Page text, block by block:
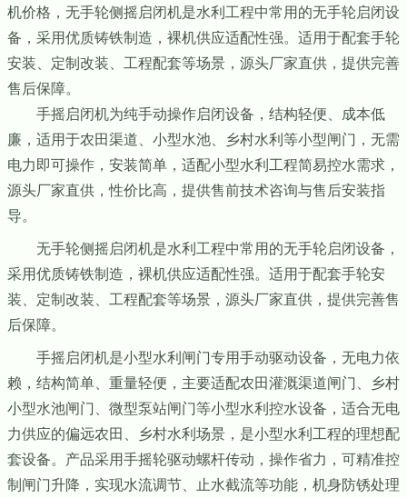
机价格，无手轮侧摇启闭机是水利工程中常用的无手轮启闭设
备，采用优质铸铁制造，裸机供应适配性强。适用于配套手轮
安装、定制改装、工程配套等场景，源头厂家直供，提供完善
售后保障。
手摇启闭机为纯手动操作启闭设备，结构轻便、成本低
廉，适用于农田渠道、小型水池、乡村水利等小型闸门，无需
电力即可操作，安装简单，适配小型水利工程简易控水需求，
源头厂家直供，性价比高，提供售前技术咨询与售后安装指
导。
无手轮侧摇启闭机是水利工程中常用的无手轮启闭设备，
采用优质铸铁制造，裸机供应适配性强。适用于配套手轮安
装、定制改装、工程配套等场景，源头厂家直供，提供完善售
后保障。
手摇启闭机是小型水利闸门专用手动驱动设备，无电力依
赖，结构简单、重量轻便，主要适配农田灌溉渠道闸门、乡村
小型水池闸门、微型泵站闸门等小型水利控水设备，适合无电
力供应的偏远农田、乡村水利场景，是小型水利工程的理想配
套设备。产品采用手摇轮驱动螺杆传动，操作省力，可精准控
制闸门升降，实现水流调节、止水截流等功能，机身防锈处理